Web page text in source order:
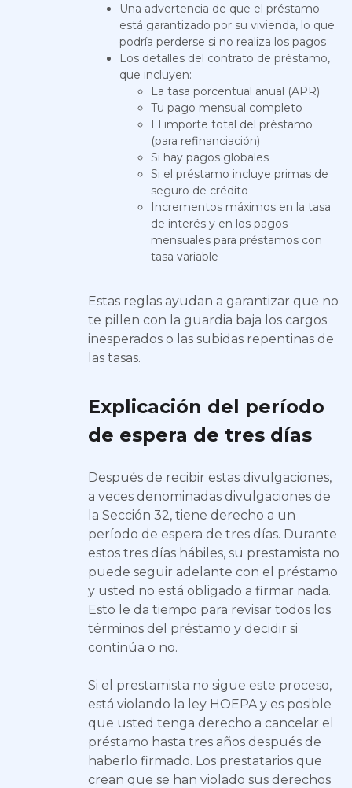
Una advertencia de que el préstamo
está garantizado por su vivienda, lo que
podría perderse si no realiza los pagos
Los detalles del contrato de préstamo,
que incluyen:
La tasa porcentual anual (APR)
Tu pago mensual completo
El importe total del préstamo
(para refinanciación)
Si hay pagos globales
Si el préstamo incluye primas de
seguro de crédito
Incrementos máximos en la tasa
de interés y en los pagos
mensuales para préstamos con
tasa variable
Estas reglas ayudan a garantizar que no
te pillen con la guardia baja los cargos
inesperados o las subidas repentinas de
las tasas.
Explicación del período
de espera de tres días
Después de recibir estas divulgaciones,
a veces denominadas divulgaciones de
la Sección 32, tiene derecho a un
período de espera de tres días. Durante
estos tres días hábiles, su prestamista no
puede seguir adelante con el préstamo
y usted no está obligado a firmar nada.
Esto le da tiempo para revisar todos los
términos del préstamo y decidir si
continúa o no.
Si el prestamista no sigue este proceso,
está violando la ley HOEPA y es posible
que usted tenga derecho a cancelar el
préstamo hasta tres años después de
haberlo firmado. Los prestatarios que
crean que se han violado sus derechos